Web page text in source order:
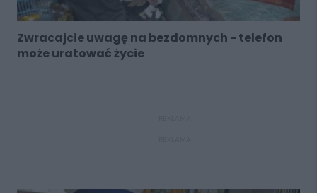
Zwracajcie uwagę na bezdomnych - telefon
może uratować życie